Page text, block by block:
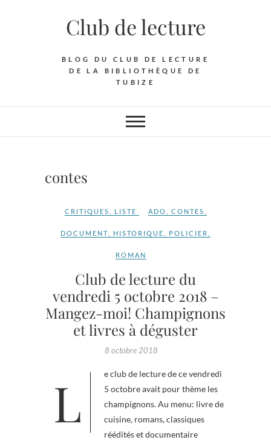
Club de lecture
BLOG DU CLUB DE LECTURE
DE LA BIBLIOTHÈQUE DE
TUBIZE
contes
CRITIQUES LISTE ADO CONTES
DOCUMENT HISTORIQUE POLICIER
ROMAN
Club de lecture du
vendredi 5 octobre 2018 –
Mangez-moi! Champignons
et livres à déguster
8 octobre 2018
Le club de lecture de ce vendredi
5 octobre avait pour thème les
champignons. Au menu: livre de
cuisine, romans, classiques
réédités et documentaire